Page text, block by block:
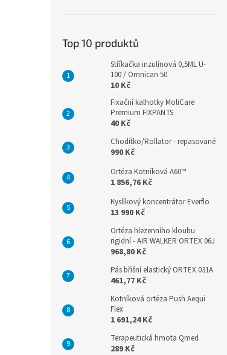
Top 10 produktů
Stříkačka inzulínová 0,5ML U-
100 / Omnican 50
10 Kč
Fixační kalhotky MoliCare
Premium FIXPANTS
40 Kč
Chodítko/Rollator - repasované
990 Kč
Ortéza Kotníková A60™
1 856,76 Kč
Kyslíkový koncentrátor Everflo
13 990 Kč
Ortéza hlezenního kloubu
rigidní - AIR WALKER ORTEX 06J
968,80 Kč
Pás břišní elastický ORTEX 031A
461,77 Kč
Kotníková ortéza Push Aequi
Flex
1 691,24 Kč
Terapeutická hmota Qmed
289 Kč